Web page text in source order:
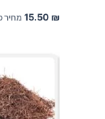
15.50 ₪ מחיר